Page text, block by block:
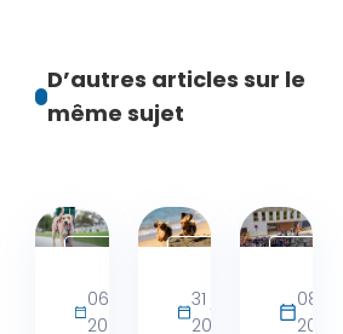
D’autres articles sur le
même sujet
bien-
être
06 août
2026
31 juillet
2026
08 juin
2026